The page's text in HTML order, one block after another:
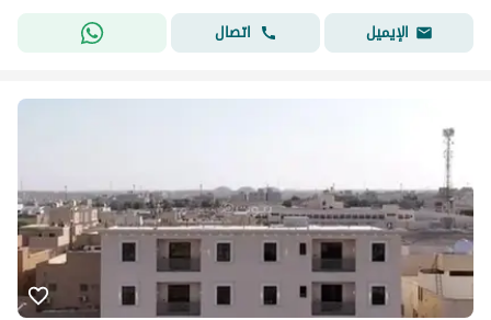
الإيميل
اتصال